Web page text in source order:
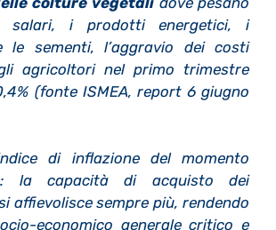
salari, i prodotti energetici, i
le sementi, l’aggravio dei costi
agricoltori nel primo trimestre
(fonte ISMEA, report 6 giugno
di inflazione del momento
la capacità di acquisto dei
affievolisce sempre più, rendendo
economico generale critico e